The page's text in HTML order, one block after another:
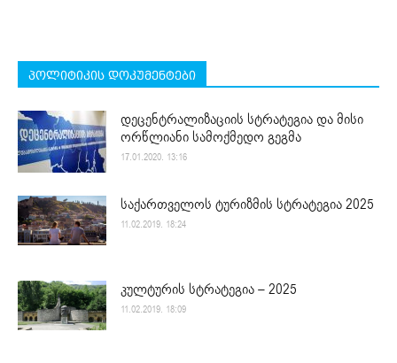
პოლიტიკის დოკუმენტები
დეცენტრალიზაციის სტრატეგია და მისი
ორწლიანი სამოქმედო გეგმა
17.01.2020. 13:16
საქართველოს ტურიზმის სტრატეგია 2025
11.02.2019. 18:24
კულტურის სტრატეგია – 2025
11.02.2019. 18:09